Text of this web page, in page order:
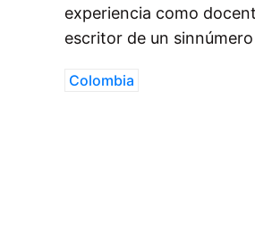
experiencia como
escritor de un
Colombia